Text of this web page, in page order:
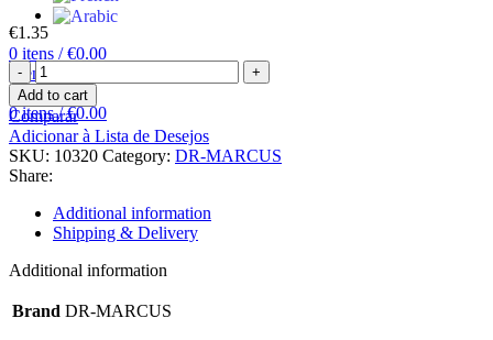
0 itens / €0.00
Menu
0itens / €0.00
€1.35
DR.
MARCUS
COSMIC
CAT
BLACK
quantity
Add to cart
Comparar
Adicionar à Lista de Desejos
SKU: 10320 Category: DR-MARCUS
Share:
Additional information
Shipping & Delivery
Additional information
Brand DR-MARCUS